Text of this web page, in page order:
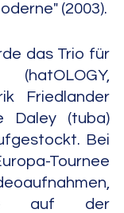
(2003).
das Trio für
(hatOLOGY,
Friedlander
Daley (tuba)
Bei
Tournee
auf der